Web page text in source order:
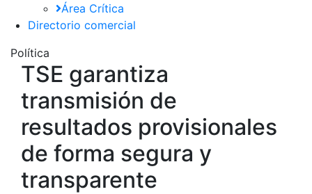
Área Crítica
Directorio comercial
Política
TSE garantiza
transmisión de
resultados provisionales
de forma segura y
transparente